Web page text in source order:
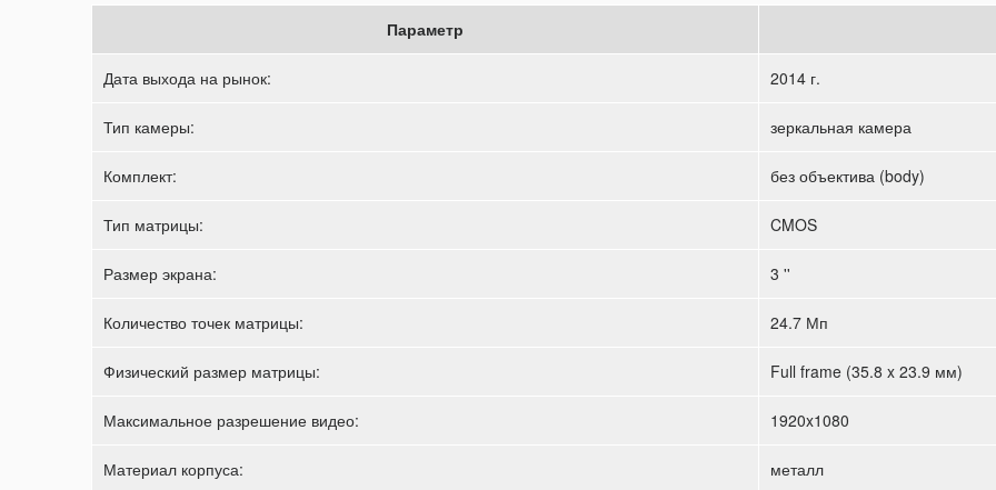
Параметр
Дата выхода на рынок: 2014 г.
Тип камеры: зеркальная камера
Комплект: без объектива (body)
Тип матрицы: CMOS
Размер экрана: 3 ''
Количество точек матрицы: 24.7 Мп
Физический размер матрицы: Full frame (35.8 x 23.9 мм)
Максимальное разрешение видео: 1920x1080
Материал корпуса: металл